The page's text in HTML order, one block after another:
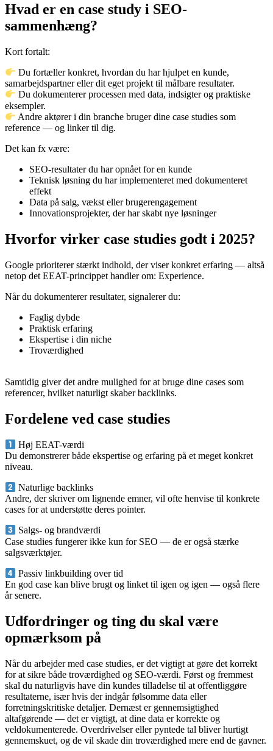
Hvad er en case study i SEO-
sammenhæng?
Kort fortalt:
Du fortæller konkret, hvordan du har hjulpet en kunde,
samarbejdspartner eller dit eget projekt til målbare resultater.
Du dokumenterer processen med data, indsigter og praktiske
eksempler.
Andre aktører i din branche bruger dine case studies som
reference — og linker til dig.
Det kan fx være:
SEO-resultater du har opnået for en kunde
Teknisk løsning du har implementeret med dokumenteret
effekt
Data på salg, vækst eller brugerengagement
Innovationsprojekter, der har skabt nye løsninger
Hvorfor virker case studies godt i 2025?
Google prioriterer stærkt indhold, der viser konkret erfaring — altså
netop det EEAT-princippet handler om: Experience.
Når du dokumenterer resultater, signalerer du:
Faglig dybde
Praktisk erfaring
Ekspertise i din niche
Troværdighed
Samtidig giver det andre mulighed for at bruge dine cases som
referencer, hvilket naturligt skaber backlinks.
Fordelene ved case studies
Høj EEAT-værdi
Du demonstrerer både ekspertise og erfaring på et meget konkret
niveau.
Naturlige backlinks
Andre, der skriver om lignende emner, vil ofte henvise til konkrete
cases for at understøtte deres pointer.
Salgs- og brandværdi
Case studies fungerer ikke kun for SEO — de er også stærke
salgsværktøjer.
Passiv linkbuilding over tid
En god case kan blive brugt og linket til igen og igen — også flere
år senere.
Udfordringer og ting du skal være
opmærksom på
Når du arbejder med case studies, er det vigtigt at gøre det korrekt
for at sikre både troværdighed og SEO-værdi. Først og fremmest
skal du naturligvis have din kundes tilladelse til at offentliggøre
resultaterne, især hvis der indgår følsomme data eller
forretningskritiske detaljer. Dernæst er gennemsigtighed
altafgørende — det er vigtigt, at dine data er korrekte og
veldokumenterede. Overdrivelser eller pyntede tal bliver hurtigt
gennemskuet, og de vil skade din troværdighed mere end de gavner.